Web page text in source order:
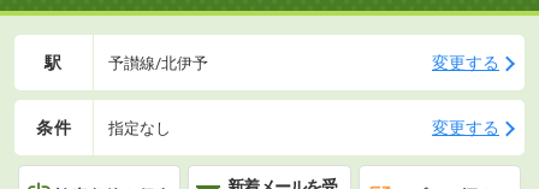
駅 予讃線/北伊予 変更する
条件 指定なし 変更する